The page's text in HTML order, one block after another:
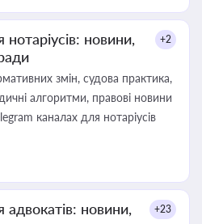
новини,
+2
змін, судова практика,
алгоритми, правові новини
каналах для нотаріусів
новини,
+23